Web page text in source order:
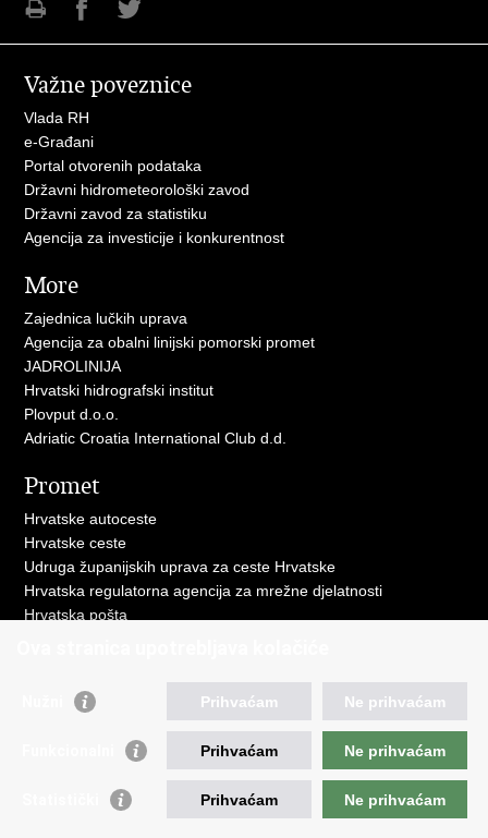
Facebooku
Twitteru
Važne poveznice
Vlada RH
e-Građani
Portal otvorenih podataka
Državni hidrometeorološki zavod
Državni zavod za statistiku
Agencija za investicije i konkurentnost
More
Zajednica lučkih uprava
Agencija za obalni linijski pomorski promet
JADROLINIJA
Hrvatski hidrografski institut
Plovput d.o.o.
Adriatic Croatia International Club d.d.
Promet
Hrvatske autoceste
Hrvatske ceste
Udruga županijskih uprava za ceste Hrvatske
Hrvatska regulatorna agencija za mrežne djelatnosti
Hrvatska pošta
Agencija za sigurnost željezničkog prometa
Međunarodna zračna luka Zagreb - Franjo Tuđman
Hrvatska agencija za civilno zrakoplovstvo
Prihvaćam Ne prihvaćam
Prihvaćam Ne prihvaćam
Prihvaćam Ne prihvaćam